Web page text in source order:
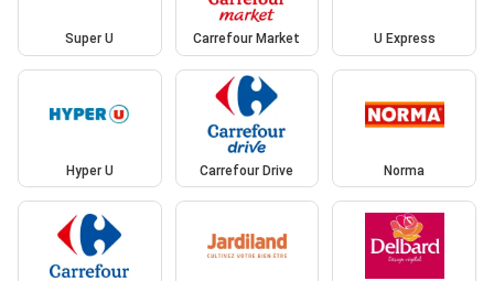
Super U Carrefour Market U Express
Hyper U Carrefour Drive Norma